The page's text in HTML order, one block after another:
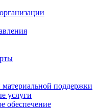
поддержки
услуги
обеспечение